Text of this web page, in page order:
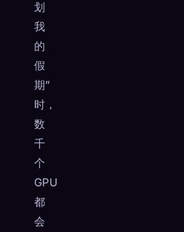
划
我
的
假
期”
时，
数
千
个
GPU
都
会